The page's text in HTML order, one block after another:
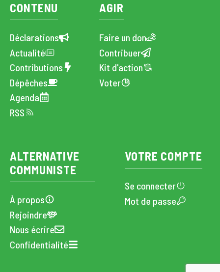
CONTENU
Déclarations
Actualité
Contributions
Dépêches
Agenda
RSS
AGIR
Faire un don
Contribuer
Kit d'action
Voter
ALTERNATIVE
COMMUNISTE
À propos
Rejoindre
Nous écrire
Confidentialité
VOTRE COMPTE
Se connecter
Mot de passe